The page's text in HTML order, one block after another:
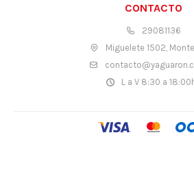
CONTACTO
29081136
Miguelete 1502,
L a V 8:30 a